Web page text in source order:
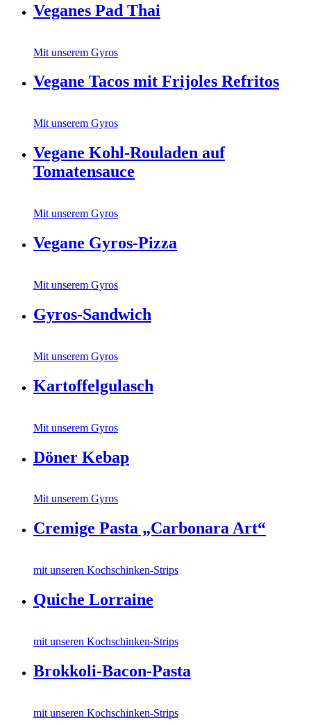
Veganes Pad Thai
Mit unserem Gyros
Vegane Tacos mit Frijoles Refritos
Mit unserem Gyros
Vegane Kohl-Rouladen auf
Tomatensauce
Mit unserem Gyros
Vegane Gyros-Pizza
Mit unserem Gyros
Gyros-Sandwich
Mit unserem Gyros
Kartoffelgulasch
Mit unserem Gyros
Döner Kebap
Mit unserem Gyros
Cremige Pasta „Carbonara Art“
mit unseren Kochschinken-Strips
Quiche Lorraine
mit unseren Kochschinken-Strips
Brokkoli-Bacon-Pasta
mit unseren Kochschinken-Strips